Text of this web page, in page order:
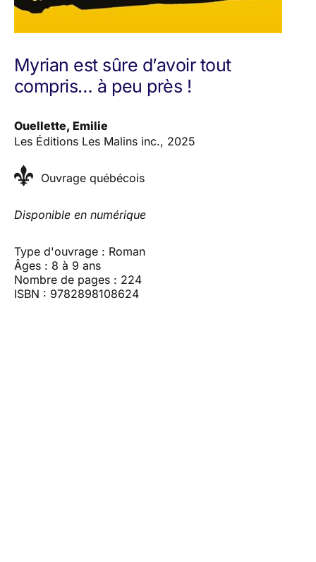
Myrian est sûre d’avoir tout
compris… à peu près !
Ouellette, Emilie
Les Éditions Les Malins inc., 2025
Ouvrage québécois
Disponible en numérique
Type d'ouvrage : Roman
Âges : 8 à 9 ans
Nombre de pages : 224
ISBN : 9782898108624